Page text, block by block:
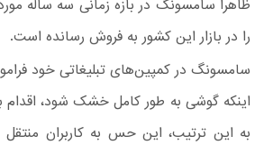
را در بازار این کشور به فروش رسانده است.
سامسونگ در کمپین‌های تبلیغاتی خود
اینکه گوشی به طور کامل خشک شود، اقدام
به این ترتیب، این حس به کاربران